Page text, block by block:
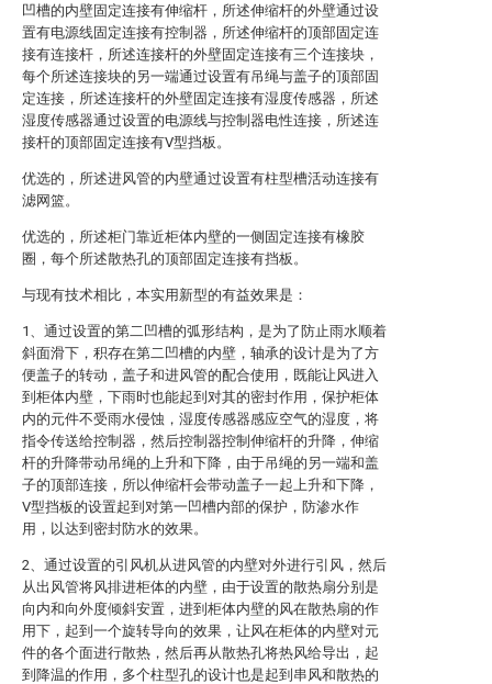
凹槽的内壁固定连接有伸缩杆，所述伸缩杆的外壁通过设
置有电源线固定连接有控制器，所述伸缩杆的顶部固定连
接有连接杆，所述连接杆的外壁固定连接有三个连接块，
每个所述连接块的另一端通过设置有吊绳与盖子的顶部固
定连接，所述连接杆的外壁固定连接有湿度传感器，所述
湿度传感器通过设置的电源线与控制器电性连接，所述连
接杆的顶部固定连接有V型挡板。
优选的，所述进风管的内壁通过设置有柱型槽活动连接有
滤网篮。
优选的，所述柜门靠近柜体内壁的一侧固定连接有橡胶
圈，每个所述散热孔的顶部固定连接有挡板。
与现有技术相比，本实用新型的有益效果是：
1、通过设置的第二凹槽的弧形结构，是为了防止雨水顺着
斜面滑下，积存在第二凹槽的内壁，轴承的设计是为了方
便盖子的转动，盖子和进风管的配合使用，既能让风进入
到柜体内壁，下雨时也能起到对其的密封作用，保护柜体
内的元件不受雨水侵蚀，湿度传感器感应空气的湿度，将
指令传送给控制器，然后控制器控制伸缩杆的升降，伸缩
杆的升降带动吊绳的上升和下降，由于吊绳的另一端和盖
子的顶部连接，所以伸缩杆会带动盖子一起上升和下降，
V型挡板的设置起到对第一凹槽内部的保护，防渗水作
用，以达到密封防水的效果。
2、通过设置的引风机从进风管的内壁对外进行引风，然后
从出风管将风排进柜体的内壁，由于设置的散热扇分别是
向内和向外度倾斜安置，进到柜体内壁的风在散热扇的作
用下，起到一个旋转导向的效果，让风在柜体的内壁对元
件的各个面进行散热，然后再从散热孔将热风给导出，起
到降温的作用，多个柱型孔的设计也是起到串风和散热的